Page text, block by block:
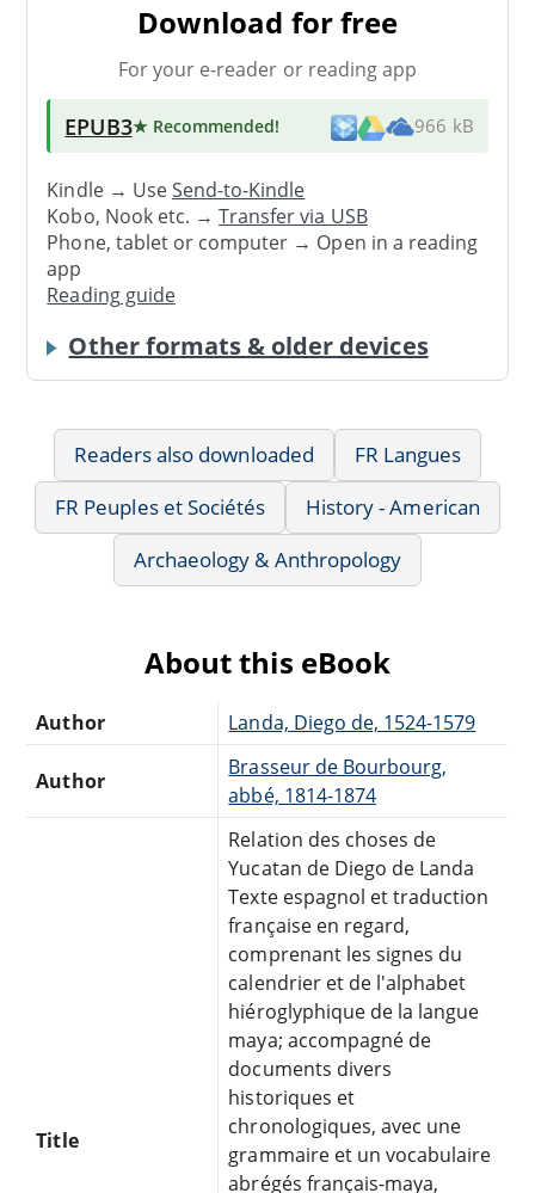
Download for free
For your e-reader or reading app
EPUB3★ Recommended! 966 kB
Kindle → UseSend-to-Kindle
Kobo, Nook etc. →Transfer via USB
Phone, tablet or computer → Open in a reading
app
Reading guide
Other formats & older devices
Readers also downloaded
FR Langues
FR Peuples et Sociétés
History - American
Archaeology & Anthropology
About this eBook
Author Landa, Diego de, 1524-1579
Author
Brasseur de Bourbourg,
abbé, 1814-1874
Title
Relation des choses de
Yucatan de Diego de Landa
Texte espagnol et traduction
française en regard,
comprenant les signes du
calendrier et de l'alphabet
hiéroglyphique de la langue
maya; accompagné de
documents divers
historiques et
chronologiques, avec une
grammaire et un vocabulaire
abrégés français-maya,